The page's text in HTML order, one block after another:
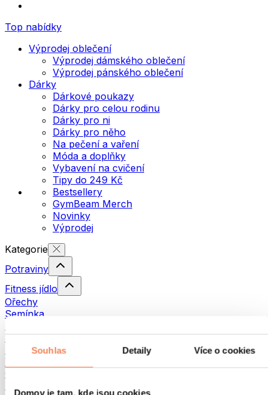
Souhlas Detaily Více o cookies
Domov je tam, kde jsou cookies
Top nabídky
Výprodej oblečení
Výprodej dámského oblečení
Výprodej pánského oblečení
Dárky
Dárkové poukazy
Dárky pro celou rodinu
Dárky pro ni
Dárky pro něho
Na pečení a vaření
Móda a doplňky
Vybavení na cvičení
Tipy do 249 Kč
Bestsellery
GymBeam Merch
Novinky
Výprodej
Kategorie
Potraviny
Fitness jídlo
Ořechy
Semínka
Ryby
Hotová jídla
Vajíčka
Chléb a pečivo